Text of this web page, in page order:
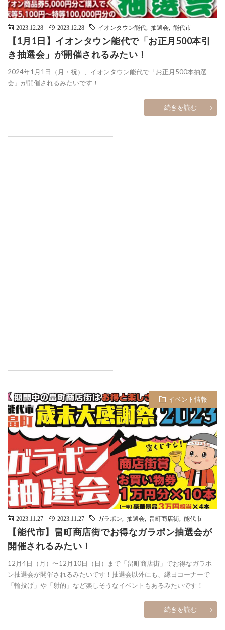
2023.12.28 2023.12.28 イオンタウン能代 抽選会 能代市
【1月1日】イオンタウン能代で「お正月500本引
き抽選会」が開催されるみたい！
2024年1月1日（月・祝）、イオンタウン能代で「お正月500本抽選
会」が開催されるみたいです！
続きを読む
イベント情報
2023.11.27 2023.11.27 ガラポン 抽選会 畠町商店街 能代市
【能代市】畠町商店街でお得なガラポン抽選会が
開催されるみたい！
12月4日（月）〜12月10日（日）まで「畠町商店街」でお得なガラポ
ン抽選会が開催されるみたいです！抽選会以外にも、縁日コーナーで
「輪投げ」や「射的」など楽しそうなイベントもあるみたいです！
続きを読む